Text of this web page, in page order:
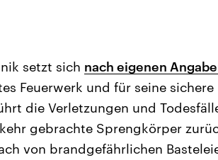
setzt sich nach eigenen
Feuerwerk und für seine
die Verletzungen und
gebrachte Sprengkörper
von brandgefährlichen